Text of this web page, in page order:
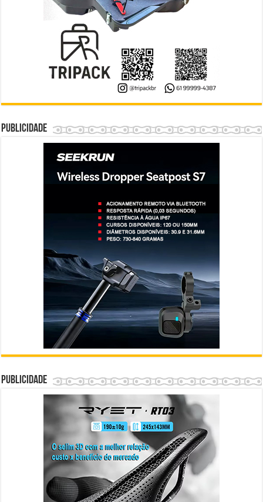
Publicidade
Publicidade